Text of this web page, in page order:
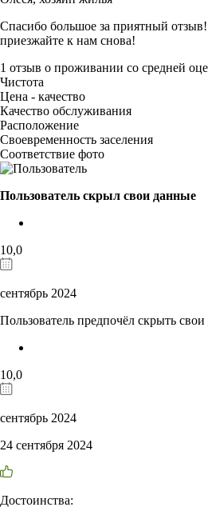
Спасибо большое за приятный
приезжайте к нам снова!
1 отзыв о проживании со средней
Чистота
Цена - качество
Качество обслуживания
Расположение
Своевременность заселения
Соответствие фото
Пользователь скрыл свои данные
10,0
сентябрь 2024
Пользователь предпочёл скрыть
10,0
сентябрь 2024
24 сентября 2024
Достоинства: